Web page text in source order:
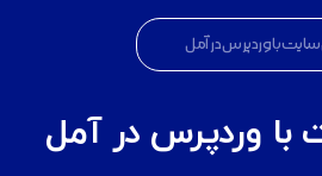
با وردپرس در آمل
وردپرس در آمل